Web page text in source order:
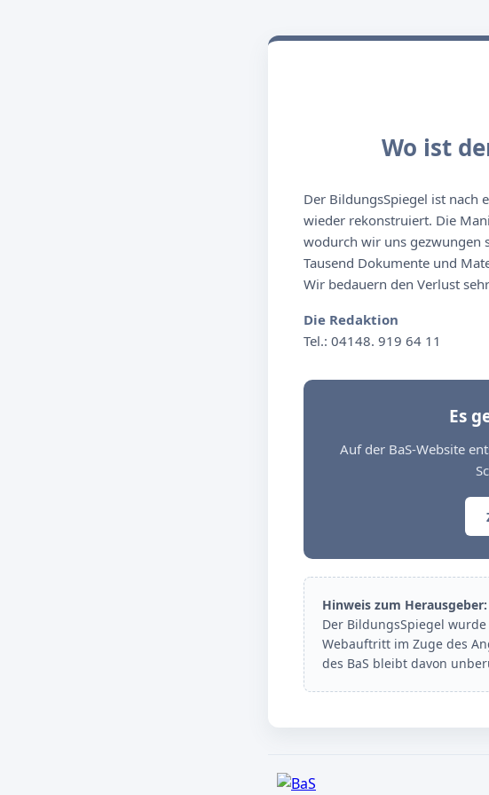
Wo ist
Der BildungsSpiegel ist
wieder rekonstruiert. Die
wodurch wir uns gezwungen
Tausend Dokumente und
Wir bedauern den Verlust
Die Redaktion
Tel.: 04148. 919 64 11
Es
Auf der BaS-Website
Hinweis zum Herausgeber:
Der BildungsSpiegel
Webauftritt im Zuge des
des BaS bleibt davon